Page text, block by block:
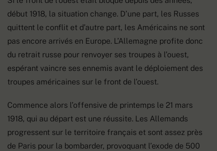
début 1918, la situation change. D’une part, les Russes
quittent le conflit et d’autre part, les Américains ne sont
pas encore arrivés en Europe. L’Allemagne profite donc
du retrait russe pour renvoyer ses troupes à l’ouest,
espérant vaincre ses ennemis avant le déploiement des
troupes américaines sur le front de l’ouest.
Commence alors l’offensive de printemps le 21 mars
1918, qui au départ est une réussite. Les Allemands
progressent sur le territoire français et sont assez près
de Paris pour la bombarder, provoquant l’exode de 500